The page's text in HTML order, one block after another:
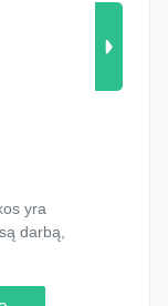
yra
darbą,